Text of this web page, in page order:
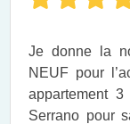
Je donne la
NEUF pour
appartement
Serrano pour